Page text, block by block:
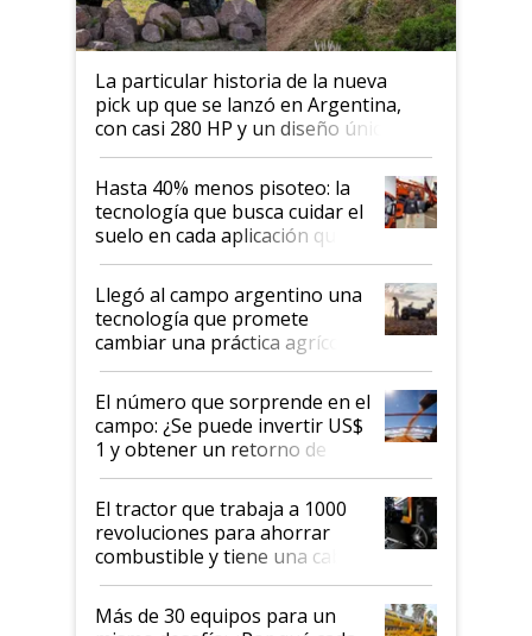
La particular historia de la nueva
pick up que se lanzó en Argentina,
con casi 280 HP y un diseño único: a
cuánto se vende
Hasta 40% menos pisoteo: la
tecnología que busca cuidar el
suelo en cada aplicación que
llevó Jacto al Congreso
Aapresid 2026
Llegó al campo argentino una
tecnología que promete
cambiar una práctica agrícola
clave: ¿Y si analizar el suelo
fuera tan simple como apretar
un botón?
El número que sorprende en el
campo: ¿Se puede invertir US$
1 y obtener un retorno de
hasta US$ 10 en agricultura?
El tractor que trabaja a 1000
revoluciones para ahorrar
combustible y tiene una cabina
que parece una computadora:
lo último en el mundo,
disponible en Argentina
Más de 30 equipos para un